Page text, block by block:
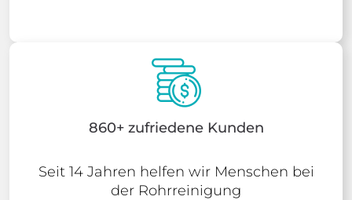
860+ zufriedene Kunden
Seit 14 Jahren helfen wir Menschen bei
der Rohrreinigung